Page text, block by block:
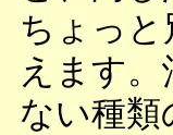
ちょっと
えます
ない種類